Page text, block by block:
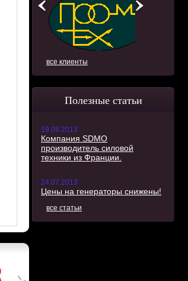
все клиенты
Полезные статьи
19.08.2013
Компания SDMO
производитель силовой
техники из Франции.
24.07.2013
Цены на генераторы снижены!
все статьи